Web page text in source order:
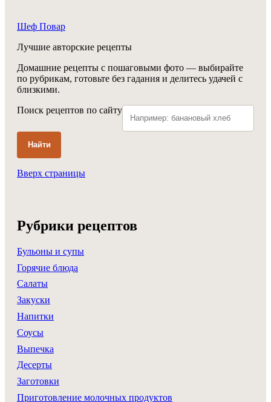
Шеф Повар
Лучшие авторские рецепты
Домашние рецепты с пошаговыми фото — выбирайте
по рубрикам, готовьте без гадания и делитесь удачей с
близкими.
Поиск рецептов по сайту
Найти
Вверх страницы
Рубрики рецептов
Бульоны и супы
Горячие блюда
Салаты
Закуски
Напитки
Соусы
Выпечка
Десерты
Заготовки
Приготовление молочных продуктов